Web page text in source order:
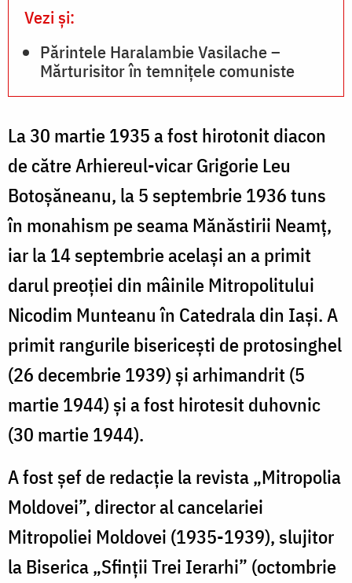
Vezi și:
Părintele Haralambie Vasilache –
Mărturisitor în temnițele comuniste
La 30 martie 1935 a fost hirotonit diacon
de către Arhiereul-vicar Grigorie Leu
Botoșăneanu, la 5 septembrie 1936 tuns
în monahism pe seama Mănăstirii Neamț,
iar la 14 septembrie același an a primit
darul preoției din mâinile Mitropolitului
Nicodim Munteanu în Catedrala din Iași. A
primit rangurile bisericești de protosinghel
(26 decembrie 1939) și arhimandrit (5
martie 1944) și a fost hirotesit duhovnic
(30 martie 1944).
A fost șef de redacție la revista „Mitropolia
Moldovei”, director al cancelariei
Mitropoliei Moldovei (1935-1939), slujitor
la Biserica „Sfinții Trei Ierarhi” (octombrie